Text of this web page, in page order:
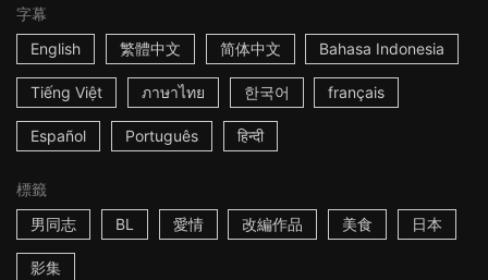
字幕
English
繁體中文 简体中文 Bahasa Indonesia
Tiếng Việt ภาษาไทย 한국어 français
Español Português हिन्दी
標籤
男同志
BL 愛情 改編作品 美食 日本
影集